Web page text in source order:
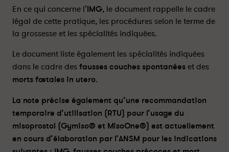
n
o
k
En ce qui concerne l’IMG, le document rappelle le cadre
légal de cette pratique, les procédures selon le terme de
la grossesse et les spécialités indiquées.
Le document liste également les spécialités indiquées
dans le cadre des fausses couches spontanées et des
morts fœtales in utero.
La note précise également qu’une recommandation
temporaire d’utilisation (RTU) pour l’usage du
misoprostol (Gymiso® et MisoOne®) est actuellement
en cours d’élaboration par l’ANSM pour les indications